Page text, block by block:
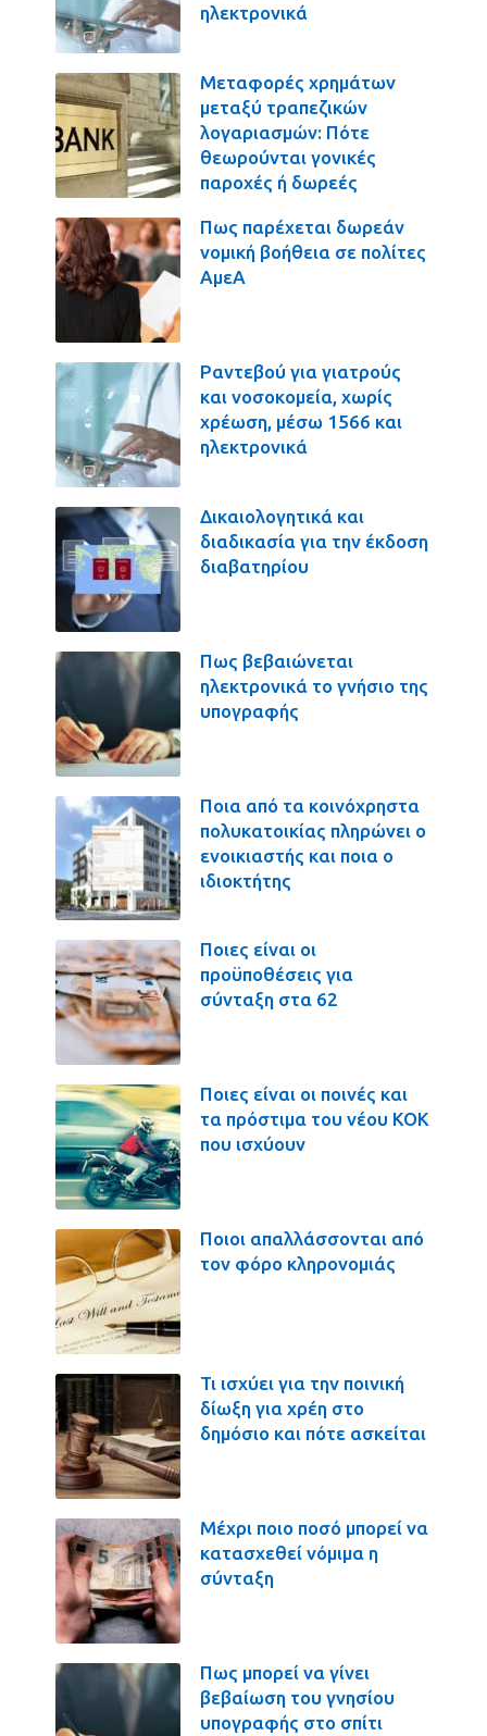
ηλεκτρονικά
Μεταφορές χρημάτων
μεταξύ τραπεζικών
λογαριασμών: Πότε
θεωρούνται γονικές
παροχές ή δωρεές
Πως παρέχεται δωρεάν
νομική βοήθεια σε πολίτες
ΑμεΑ
Ραντεβού για γιατρούς
και νοσοκομεία, χωρίς
χρέωση, μέσω 1566 και
ηλεκτρονικά
Δικαιολογητικά και
διαδικασία για την έκδοση
διαβατηρίου
Πως βεβαιώνεται
ηλεκτρονικά το γνήσιο της
υπογραφής
Ποια από τα κοινόχρηστα
πολυκατοικίας πληρώνει ο
ενοικιαστής και ποια ο
ιδιοκτήτης
Ποιες είναι οι
προϋποθέσεις για
σύνταξη στα 62
Ποιες είναι οι ποινές και
τα πρόστιμα του νέου ΚΟΚ
που ισχύουν
Ποιοι απαλλάσσονται από
τον φόρο κληρονομιάς
Τι ισχύει για την ποινική
δίωξη για χρέη στο
δημόσιο και πότε ασκείται
Μέχρι ποιο ποσό μπορεί να
κατασχεθεί νόμιμα η
σύνταξη
Πως μπορεί να γίνει
βεβαίωση του γνησίου
υπογραφής στο σπίτι